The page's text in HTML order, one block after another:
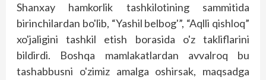
Shanxay hamkorlik tashkilotining sammitida
birinchilardan bo'lib, “Yashil belbog'”, “Aqlli qishloq”
xo'jaligini tashkil etish borasida o'z takliflarini
bildirdi. Boshqa mamlakatlardan avvalroq bu
tashabbusni o'zimiz amalga oshirsak, maqsadga